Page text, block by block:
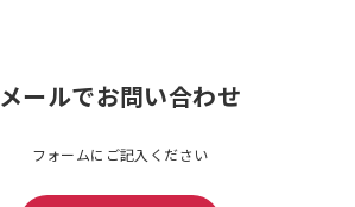
メールでお問い合わせ
フォームにご記入ください